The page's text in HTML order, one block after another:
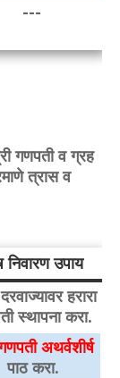
---
गणपती व ग्रह
त्रास व
निवारण उपाय
हरारा
स्थापना करा.
अथर्वशीर्ष
पाठ करा.